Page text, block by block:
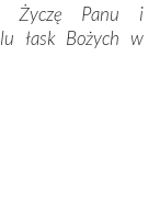
reprezentanci
uczestnik
– już 94.
Krzysztofa.
Życzę Panu i
łask Bożych w